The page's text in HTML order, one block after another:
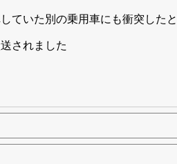
ていた別の乗用車にも衝突したと
されました